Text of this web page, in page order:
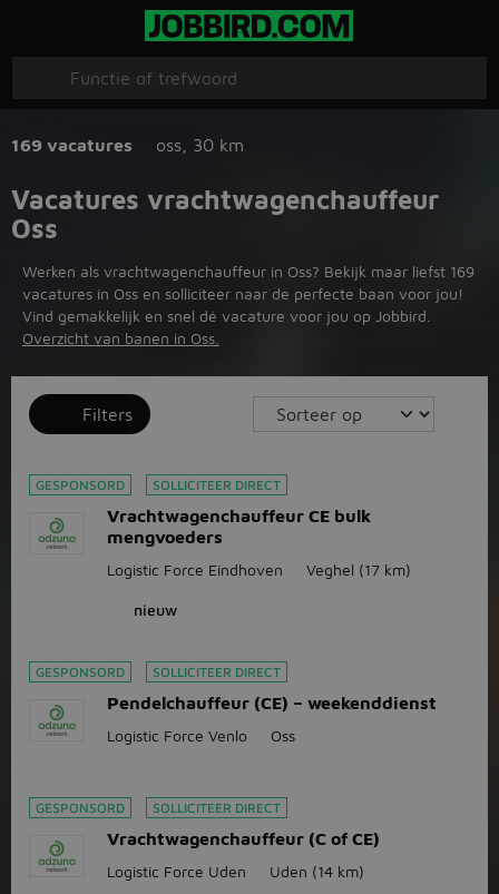
169 vacatures oss 30 km
Vacatures vrachtwagenchauffeur
Oss
Werken als vrachtwagenchauffeur in Oss? Bekijk maar liefst 169
vacatures in Oss en solliciteer naar de perfecte baan voor jou!
Vind gemakkelijk en snel dé vacature voor jou op Jobbird.
Overzicht van banen in Oss.
Filters
GESPONSORD SOLLICITEER DIRECT
Vrachtwagenchauffeur CE bulk
mengvoeders
Logistic Force Eindhoven Veghel (17 km)
nieuw
GESPONSORD SOLLICITEER DIRECT
Pendelchauffeur (CE) – weekenddienst
Logistic Force Venlo Oss
GESPONSORD SOLLICITEER DIRECT
Vrachtwagenchauffeur (C of CE)
Logistic Force Uden Uden (14 km)